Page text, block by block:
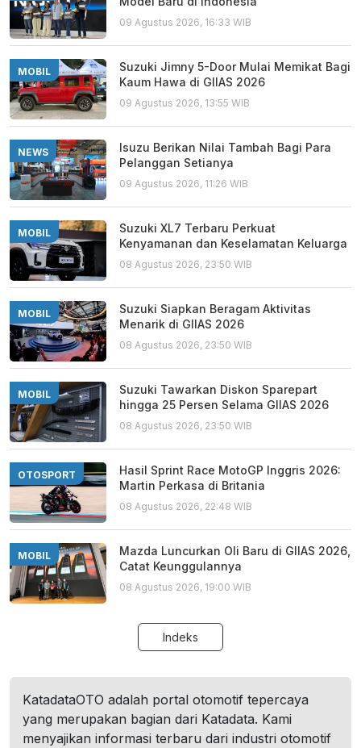
09 Agustus 2026, 16:33 WIB
MOBIL
Suzuki Jimny 5-Door Mulai Memikat Bagi
Kaum Hawa di GIIAS 2026
09 Agustus 2026, 13:55 WIB
NEWS
Isuzu Berikan Nilai Tambah Bagi Para
Pelanggan Setianya
09 Agustus 2026, 11:26 WIB
MOBIL
Suzuki XL7 Terbaru Perkuat
Kenyamanan dan Keselamatan Keluarga
08 Agustus 2026, 23:50 WIB
MOBIL
Suzuki Siapkan Beragam Aktivitas
Menarik di GIIAS 2026
08 Agustus 2026, 23:50 WIB
MOBIL
Suzuki Tawarkan Diskon Sparepart
hingga 25 Persen Selama GIIAS 2026
08 Agustus 2026, 23:50 WIB
OTOSPORT
Hasil Sprint Race MotoGP Inggris 2026:
Martin Perkasa di Britania
08 Agustus 2026, 22:48 WIB
MOBIL
Mazda Luncurkan Oli Baru di GIIAS 2026,
Catat Keunggulannya
08 Agustus 2026, 19:00 WIB
Indeks
KatadataOTO adalah portal otomotif tepercaya
yang merupakan bagian dari Katadata. Kami
menyajikan informasi terbaru dari industri otomotif